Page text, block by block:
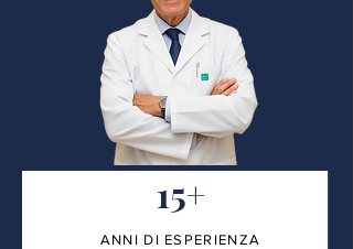
15+
ANNI DI ESPERIENZA